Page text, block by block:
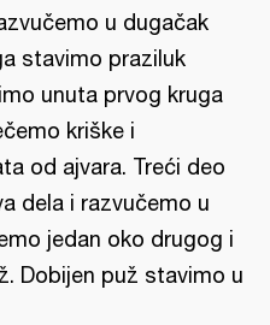
u dugačak
stavimo praziluk
unuta prvog kruga
kriške i
od ajvara. Treći deo
dela i razvučemo u
jedan oko drugog i
Dobijen puž stavimo u